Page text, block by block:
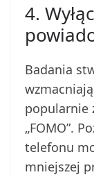
4.
Badania
popularnie
„FOMO”.
telefonu
mniejszej